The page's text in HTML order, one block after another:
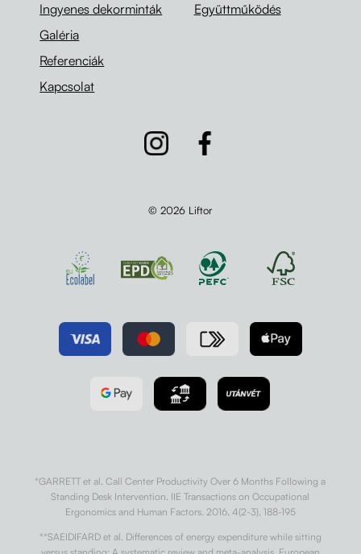
Ingyenes dekorminták
Galéria
Referenciák
Kapcsolat
Együttműködés
© 2026 Liftor
*GARRETT et al. Call Center Productivity Over 6 Months Following a
Standing Desk Intervention. IIE Transactions on Occupational
Ergonomics and Human Factors. 2016, 4(2-3), 188-195
**SAEIDIFARD et al. Differences of energy expenditure while sitting